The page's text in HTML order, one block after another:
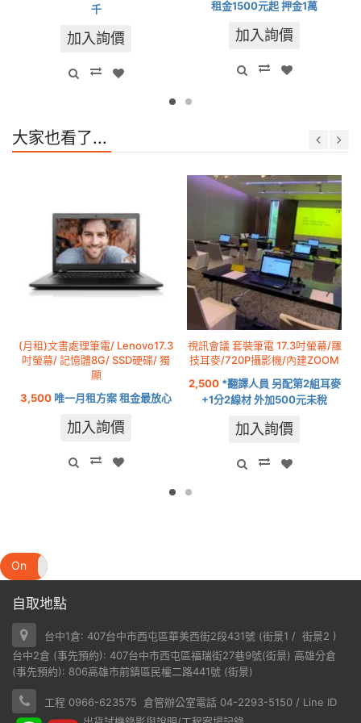
千
加入詢價
租金1500元起 押金1萬
加入詢價
大家也看了...
(月租)文書處理筆電/ Lenovo17.3
吋螢幕/ 記憶體8G/ SSD硬碟/ 獨
顯
3,500 唯一月租方案 租金最放心
加入詢價
視訊會議 套裝筆電 17.3吋螢幕/羅
技耳麥/720P攝影機/內建ZOOM
2,500*翻譯人員 另配第2組耳麥
+1分2線材 外加500元未稅
加入詢價
On
自取地點
台中1倉: 407台中市西屯區華美西街2段431號 (街景1 / 街景2 )
台中2倉 (事先預約): 407台中市西屯區福瑞街27巷9號(街景) 高雄分倉
(事先預約): 806高雄市前鎮區民權二路441號 (街景)
工程 0966-623575 倉管辦公室電話 04-2293-5150 / Line ID